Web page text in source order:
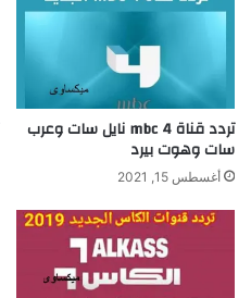
تردد قناة mbc 4 نايل سات وعرب
سات وهوت بيرد
أغسطس 15, 2021